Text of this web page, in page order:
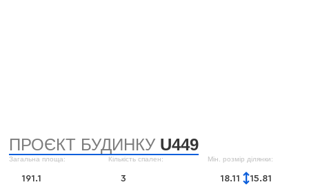
ПРОЄКТ БУДИНКУ U449
Загальна площа:
191.1
Кількість спален:
3
Мін. розмір ділянки:
18.11 15.81